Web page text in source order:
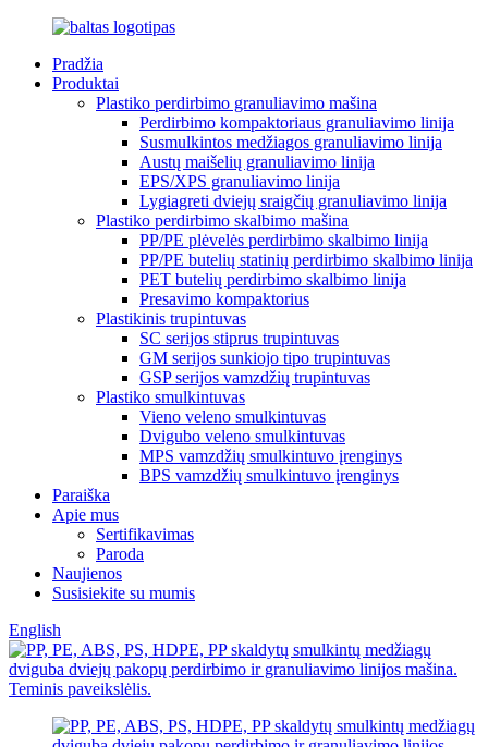
Pradžia
Produktai
Plastiko perdirbimo granuliavimo mašina
Perdirbimo kompaktoriaus granuliavimo linija
Susmulkintos medžiagos granuliavimo linija
Austų maišelių granuliavimo linija
EPS/XPS granuliavimo linija
Lygiagreti dviejų sraigčių granuliavimo linija
Plastiko perdirbimo skalbimo mašina
PP/PE plėvelės perdirbimo skalbimo linija
PP/PE butelių statinių perdirbimo skalbimo linija
PET butelių perdirbimo skalbimo linija
Presavimo kompaktorius
Plastikinis trupintuvas
SC serijos stiprus trupintuvas
GM serijos sunkiojo tipo trupintuvas
GSP serijos vamzdžių trupintuvas
Plastiko smulkintuvas
Vieno veleno smulkintuvas
Dvigubo veleno smulkintuvas
MPS vamzdžių smulkintuvo įrenginys
BPS vamzdžių smulkintuvo įrenginys
Paraiška
Apie mus
Sertifikavimas
Paroda
Naujienos
Susisiekite su mumis
English